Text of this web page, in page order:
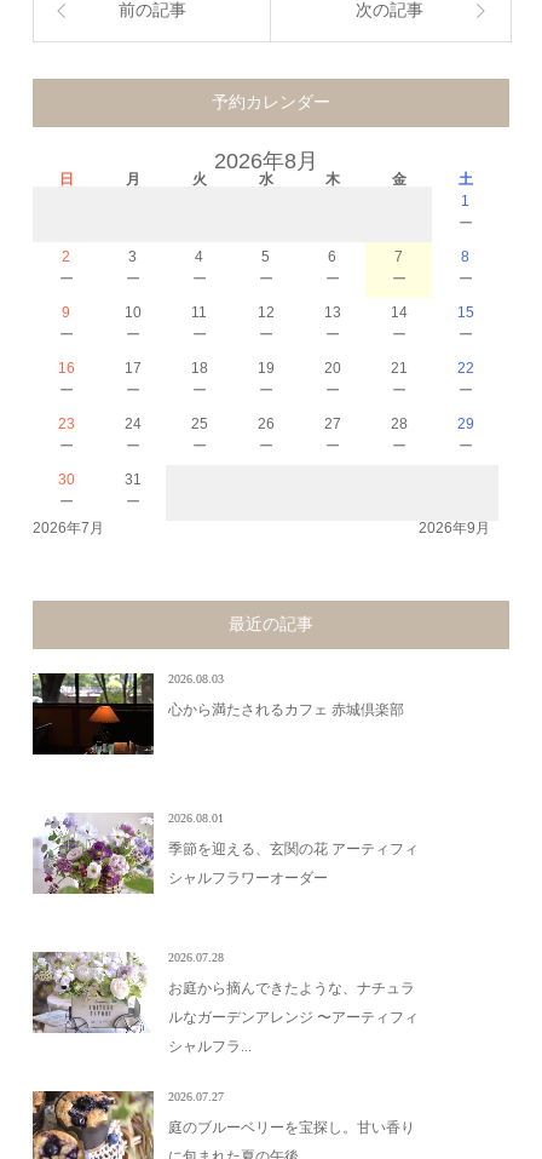
前の記事 次の記事
予約カレンダー
2026年8月
日 月 火 水 木 金
土
1
－
2
－
3
－
4
－
5
－
6
－
7
－
8
－
9
－
10
－
11
－
12
－
13
－
14
－
15
－
16
－
17
－
18
－
19
－
20
－
21
－
22
－
23
－
24
－
25
－
26
－
27
－
28
－
29
－
30
－
31
－
2026年7月 2026年9月
最近の記事
2026.08.03
心から満たされるカフェ 赤城倶楽部
2026.08.01
季節を迎える、玄関の花 アーティフィ
シャルフラワーオーダー
2026.07.28
お庭から摘んできたような、ナチュラ
ルなガーデンアレンジ 〜アーティフィ
シャルフラ...
2026.07.27
庭のブルーベリーを宝探し。甘い香り